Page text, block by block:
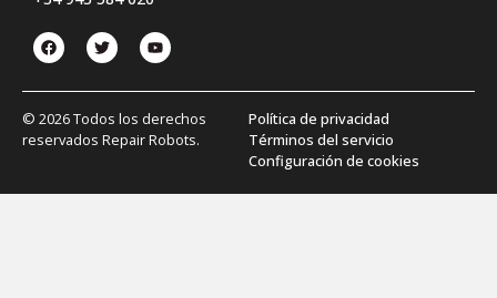
© 2026 Todos los derechos
reservados Repair Robots.
Política de privacidad
Términos del servicio
Configuración de cookies